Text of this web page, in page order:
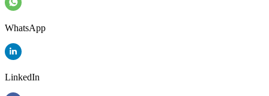
WhatsApp
LinkedIn